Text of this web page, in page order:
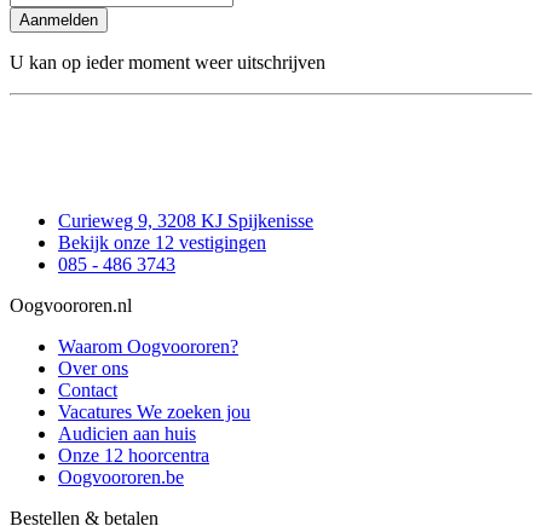
Aanmelden
U kan op ieder moment weer uitschrijven
Curieweg 9, 3208 KJ Spijkenisse
Bekijk onze 12 vestigingen
085 - 486 3743
Oogvoororen.nl
Waarom Oogvoororen?
Over ons
Contact
Vacatures We zoeken jou
Audicien aan huis
Onze 12 hoorcentra
Oogvoororen.be
Bestellen & betalen